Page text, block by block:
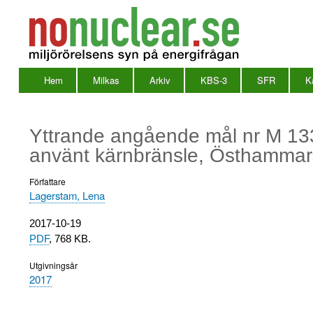
Huvudmeny
Hem Milkas Arkiv KBS-3 SFR
Yttrande angående mål nr M
använt kärnbränsle,
Författare
Lagerstam, Lena
Utgivningsdatum
2017-10-19
PDF, 768 KB.
Utgivningsår
2017